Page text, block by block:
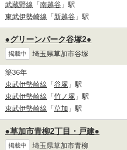
武蔵野線 「南越谷 」駅
東武伊勢崎線 「新越谷 」駅
●グリーンパーク谷塚2●
掲載中 埼玉県草加市谷塚
築36年
東武伊勢崎線 「谷塚 」駅
東武伊勢崎線 「竹ノ塚 」駅
東武伊勢崎線 「草加 」駅
●草加市青柳2丁目・戸建●
掲載中 埼玉県草加市青柳